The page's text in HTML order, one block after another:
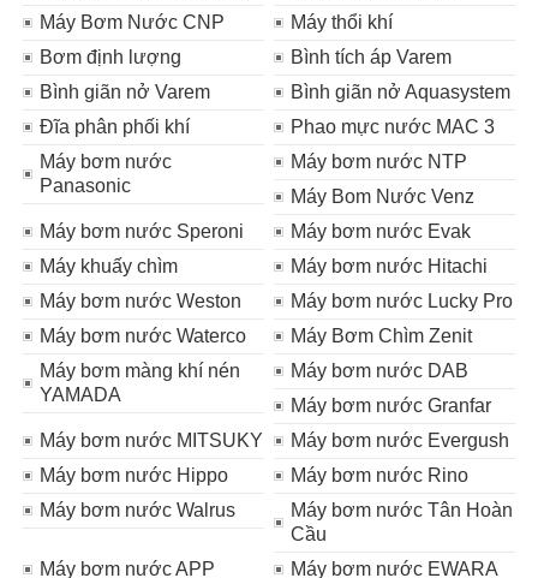
Máy Bơm Nước CNP
Máy thổi khí
Bơm định lượng
Bình tích áp Varem
Bình giãn nở Varem
Bình giãn nở Aquasystem
Đĩa phân phối khí
Phao mực nước MAC 3
Máy bơm nước
Panasonic
Máy bơm nước NTP
Máy Bom Nước Venz
Máy bơm nước Speroni
Máy bơm nước Evak
Máy khuấy chìm
Máy bơm nước Hitachi
Máy bơm nước Weston
Máy bơm nước Lucky Pro
Máy bơm nước Waterco
Máy Bơm Chìm Zenit
Máy bơm màng khí nén
YAMADA
Máy bơm nước DAB
Máy bơm nước Granfar
Máy bơm nước MITSUKY
Máy bơm nước Evergush
Máy bơm nước Hippo
Máy bơm nước Rino
Máy bơm nước Walrus
Máy bơm nước Tân Hoàn
Cầu
Máy bơm nước APP
Máy bơm nước EWARA